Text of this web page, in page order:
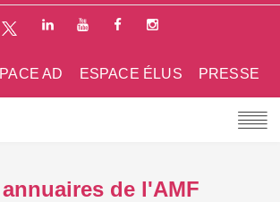
PRESSE
ESPACE ÉLUS
AD
de l'AMF